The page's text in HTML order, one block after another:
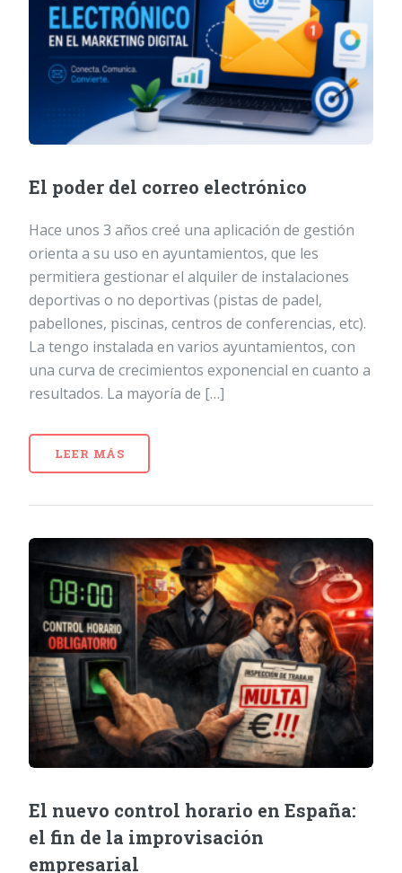
El poder del correo electrónico
Hace unos 3 años creé una aplicación de gestión
orienta a su uso en ayuntamientos, que les
permitiera gestionar el alquiler de instalaciones
deportivas o no deportivas (pistas de padel,
pabellones, piscinas, centros de conferencias, etc).
La tengo instalada en varios ayuntamientos, con
una curva de crecimientos exponencial en cuanto a
resultados. La mayoría de […]
LEER MÁS
El nuevo control horario en España:
el fin de la improvisación
empresarial